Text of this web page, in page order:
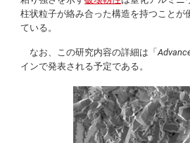
柱状粒子が絡み合った構造を持つことが
ている。
なお、この研究内容の詳細は「
インで発表される予定である。